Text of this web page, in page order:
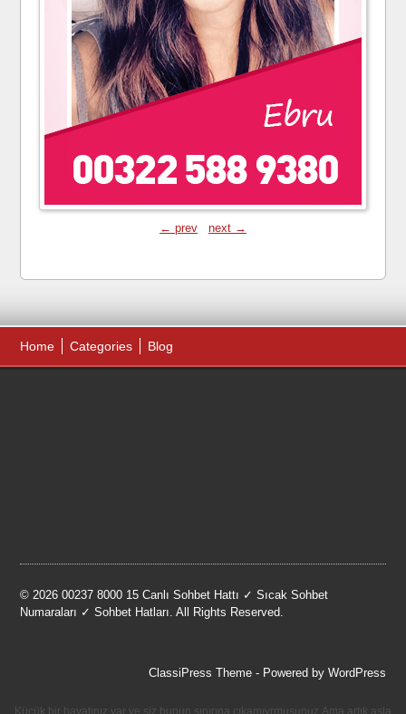
← prev next →
Home Categories Blog
© 2026 00237 8000 15 Canlı Sohbet Hattı ✓ Sıcak Sohbet
Numaraları ✓ Sohbet Hatları. All Rights Reserved.
ClassiPress Theme- Powered by WordPress
Küçük bir hayatınız var ve siz bunun sınırına çıkamıyrmusunuz.Ama artık asla